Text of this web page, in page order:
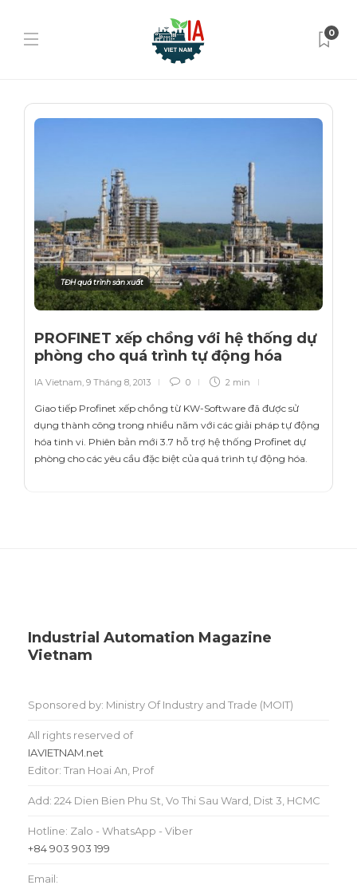
0
TĐH quá trình sản xuất
PROFINET xếp chồng với hệ thống dự
phòng cho quá trình tự động hóa
IA Vietnam, 9 Tháng 8, 2013 0 2 min
Giao tiếp Profinet xếp chồng từ KW-Software đã được sử
dụng thành công trong nhiều năm với các giải pháp tự động
hóa tinh vi. Phiên bản mới 3.7 hỗ trợ hệ thống Profinet dự
phòng cho các yêu cầu đặc biệt của quá trình tự động hóa.
Industrial Automation Magazine
Vietnam
Sponsored by: Ministry Of Industry and Trade (MOIT)
All rights reserved of
IAVIETNAM.net
Editor: Tran Hoai An, Prof
Add: 224 Dien Bien Phu St, Vo Thi Sau Ward, Dist 3, HCMC
Hotline: Zalo - WhatsApp - Viber
+84 903 903 199
Email: